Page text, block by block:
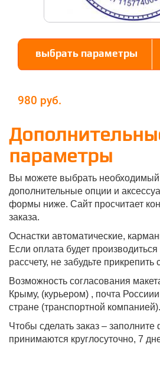
выбрать параметры
980
параметры
Вы можете выбрать необходимый
дополнительные опции и
формы ниже. Сайт просчитает
заказа.
Оснастки автоматические,
Если оплата будет
рассчету, не забудьте прикрепить
Возможность согласования
Крыму, (курьером) , почта
стране (транспортной компанией).
Чтобы сделать заказ –
принимаются круглосуточно, 7